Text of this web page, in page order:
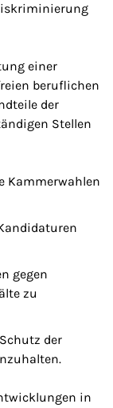
einer
beruflichen
der
Stellen
Kammerwahlen
gegen
zu
der
in